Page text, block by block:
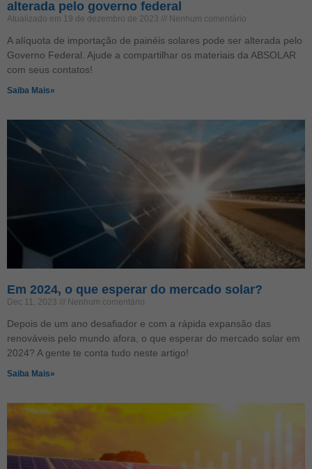
alterada pelo governo federal
Atualizado em 19 de dezembro de 2023 Nenhum comentário
A alíquota de importação de painéis solares pode ser alterada pelo
Governo Federal. Ajude a compartilhar os materiais da ABSOLAR
com seus contatos!
Saiba Mais»
Em 2024, o que esperar do mercado solar?
Dec 11, 2023 Nenhum comentário
Depois de um ano desafiador e com a rápida expansão das
renováveis pelo mundo afora, o que esperar do mercado solar em
2024? A gente te conta tudo neste artigo!
Saiba Mais»